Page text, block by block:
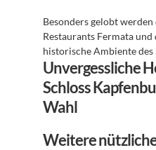
Besonders gelobt
Restaurants Fermata und
historische Ambiente des
Unvergessliche
Schloss
Wahl
Weitere